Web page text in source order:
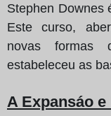
Stephen Downes
Este curso,
novas formas
estabeleceu as
A Expansáo